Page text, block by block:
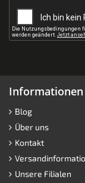
Informationen
Blog
Über uns
Kontakt
Unsere Filialen